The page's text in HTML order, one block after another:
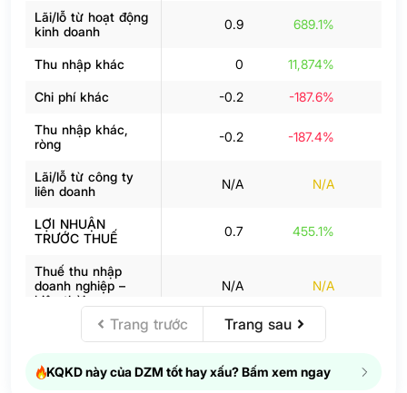
Lãi/lỗ từ hoạt động
kinh doanh
0.9 689.1%
Thu nhập khác 0 11,874%
Chi phí khác -0.2 -187.6%
Thu nhập khác,
ròng
-0.2 -187.4%
Lãi/lỗ từ công ty
liên doanh
N/A N/A
LỢI NHUẬN
TRƯỚC THUẾ
0.7 455.1%
Thuế thu nhập
doanh nghiệp –
hiện thời
N/A N/A
Thuế thu nhập
doanh nghiệp –
hoãn lại
N/A N/A
Trang trước Trang sau
KQKD này của DZM tốt hay xấu? Bấm xem ngay